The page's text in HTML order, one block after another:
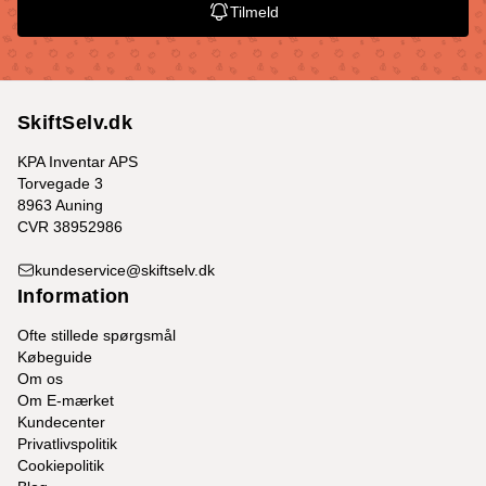
Tilmeld
SkiftSelv.dk
KPA Inventar APS
Torvegade 3
8963 Auning
CVR 38952986
kundeservice@skiftselv.dk
Information
Ofte stillede spørgsmål
Købeguide
Om os
Om E-mærket
Kundecenter
Privatlivspolitik
Cookiepolitik